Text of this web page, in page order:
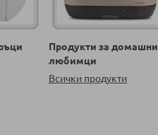
Продукти за домашни
любимци
Всички продукти